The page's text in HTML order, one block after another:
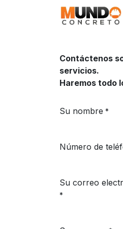
Contáctenos
servicios.
Haremos todo
Su nombre *
Número de
Su correo
*